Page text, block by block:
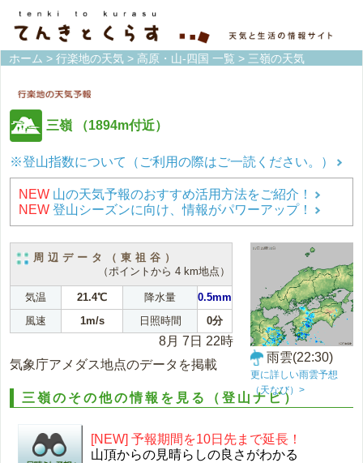
ホーム > 行楽地の天気 > 高原・山-四国 一覧 > 三嶺の天気
三嶺 （1894m付近）
※登山指数について（ご利用の際はご一読ください。）
NEW 山の天気予報のおすすめ活用方法をご紹介！
NEW 登山シーズンに向け、情報がパワーアップ！
周辺データ（東祖谷）
（ポイントから 4 km地点）
気温 21.4℃ 降水量
0.5mm
風速
1m/s 日照時間 0分
8月 7日 22時
気象庁アメダス地点のデータを掲載
雨雲(22:30)
更に詳しい雨雲予想
（天なび）>
三嶺のその他の情報を見る（登山ナビ）
[NEW] 予報期間を10日先まで延長！
山頂からの見晴らしの良さがわかる